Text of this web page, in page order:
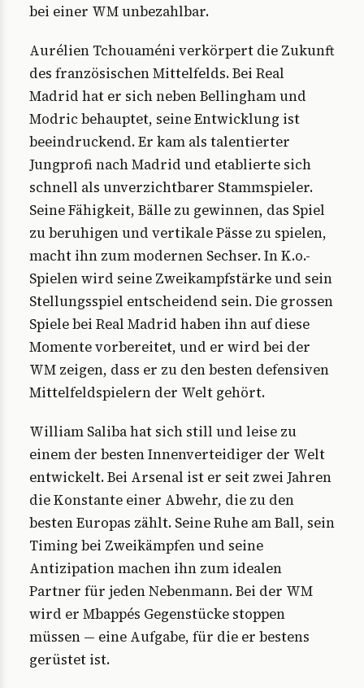
bei einer WM unbezahlbar.
Aurélien Tchouaméni verkörpert die Zukunft
des französischen Mittelfelds. Bei Real
Madrid hat er sich neben Bellingham und
Modric behauptet, seine Entwicklung ist
beeindruckend. Er kam als talentierter
Jungprofi nach Madrid und etablierte sich
schnell als unverzichtbarer Stammspieler.
Seine Fähigkeit, Bälle zu gewinnen, das Spiel
zu beruhigen und vertikale Pässe zu spielen,
macht ihn zum modernen Sechser. In K.o.-
Spielen wird seine Zweikampfstärke und sein
Stellungsspiel entscheidend sein. Die grossen
Spiele bei Real Madrid haben ihn auf diese
Momente vorbereitet, und er wird bei der
WM zeigen, dass er zu den besten defensiven
Mittelfeldspielern der Welt gehört.
William Saliba hat sich still und leise zu
einem der besten Innenverteidiger der Welt
entwickelt. Bei Arsenal ist er seit zwei Jahren
die Konstante einer Abwehr, die zu den
besten Europas zählt. Seine Ruhe am Ball, sein
Timing bei Zweikämpfen und seine
Antizipation machen ihn zum idealen
Partner für jeden Nebenmann. Bei der WM
wird er Mbappés Gegenstücke stoppen
müssen — eine Aufgabe, für die er bestens
gerüstet ist.